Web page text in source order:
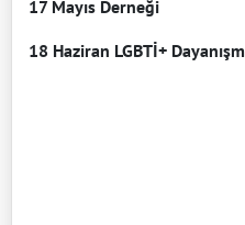
17 Mayıs Derneği
18 Haziran LGBTİ+